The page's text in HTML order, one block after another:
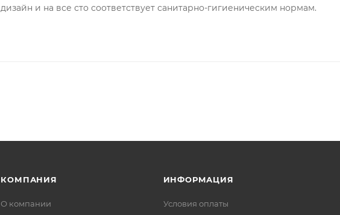
дизайн и на все сто соответствует санитарно-гигиеническим нормам.
КОМПАНИЯ
О компании
ИНФОРМАЦИЯ
Условия оплаты